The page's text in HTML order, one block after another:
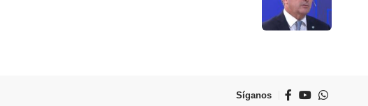
Síganos